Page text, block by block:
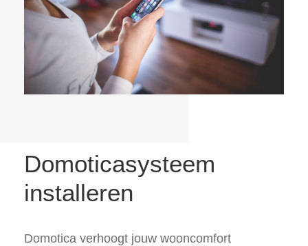
Domoticasysteem
installeren
Domotica verhoogt jouw wooncomfort